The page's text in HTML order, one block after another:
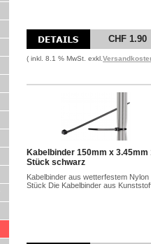
CHF 1.90
( inkl. 8.1 % MwSt. exkl.
Kabelbinder 150mm x 3.45mm
Stück schwarz
Kabelbinder aus wetterfestem Nylon
Stück Die Kabelbinder aus